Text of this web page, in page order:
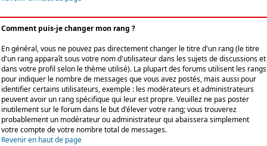
Comment puis-je changer mon rang ?
En général, vous ne pouvez pas directement changer le titre d'un rang (le titre
d'un rang apparaît sous votre nom d'utilisateur dans les sujets de discussions et
dans votre profil selon le thème utilisé). La plupart des forums utilisent les rangs
pour indiquer le nombre de messages que vous avez postés, mais aussi pour
identifier certains utilisateurs, exemple : les modérateurs et administrateurs
peuvent avoir un rang spécifique qui leur est propre. Veuillez ne pas poster
inutilement sur le forum dans le but d'élever votre rang; vous trouverez
probablement un modérateur ou administrateur qui abaissera simplement
votre compte de votre nombre total de messages.
Revenir en haut de page